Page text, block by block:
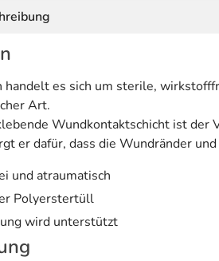
handelt es sich um sterile,
Art.
Wundkontaktschicht ist der
er dafür, dass die Wundränder
und atraumatisch
Polyerstertüll
wird unterstützt